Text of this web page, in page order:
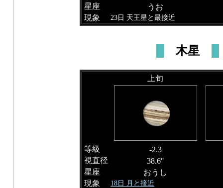
星座
うお
現象
23日 天王星と最接近
木星
上旬
等級
-2.3
視直径
38.6"
星座
おうし
現象
18日 月と接近